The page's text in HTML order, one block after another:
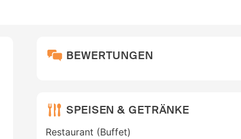
BEWERTUNGEN
SPEISEN & GETRÄNKE
Restaurant (Buffet)